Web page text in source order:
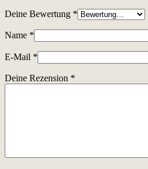
Deine Bewertung *
Name *
E-Mail *
Deine Rezension *